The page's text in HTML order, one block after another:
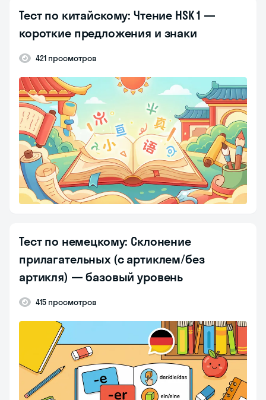
Тест по китайскому: Чтение HSK 1 —
короткие предложения и знаки
421 просмотров
Тест по немецкому: Склонение
прилагательных (с артиклем/без
артикля) — базовый уровень
415 просмотров